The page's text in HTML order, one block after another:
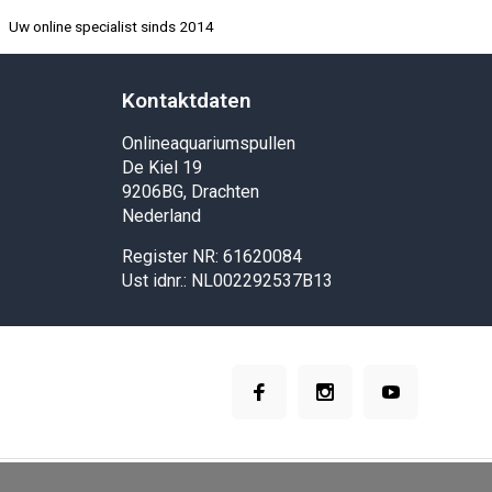
Uw online specialist sinds 2014
Kontaktdaten
Onlineaquariumspullen
De Kiel 19
9206BG, Drachten
Nederland
Register NR: 61620084
Ust idnr.: NL002292537B13